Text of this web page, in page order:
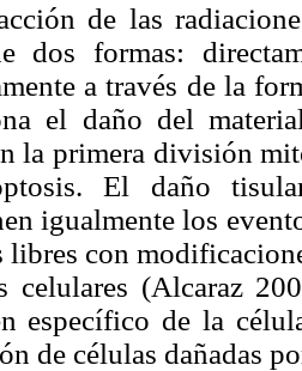
de las
dos formas:
a través de la
el daño del
la primera división
El daño
igualmente los
libres con
celulares (Alcaraz
específico de la
de células dañadas